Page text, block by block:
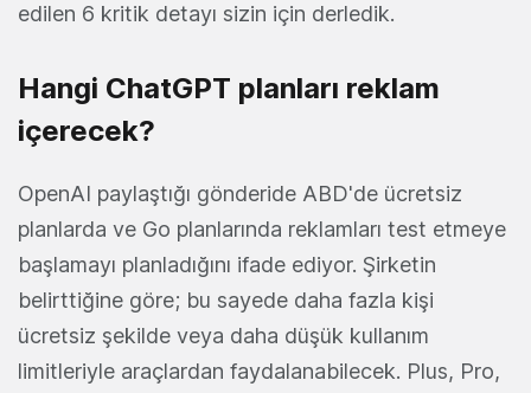
edilen 6 kritik detayı sizin için derledik.
Hangi ChatGPT planları reklam
içerecek?
OpenAI paylaştığı gönderide ABD'de ücretsiz
planlarda ve Go planlarında reklamları test etmeye
başlamayı planladığını ifade ediyor. Şirketin
belirttiğine göre; bu sayede daha fazla kişi
ücretsiz şekilde veya daha düşük kullanım
limitleriyle araçlardan faydalanabilecek. Plus, Pro,